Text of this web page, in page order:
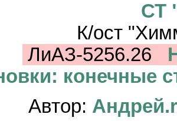
СТ
К/ост
ЛиАЗ-5256.26
конечные
Автор: